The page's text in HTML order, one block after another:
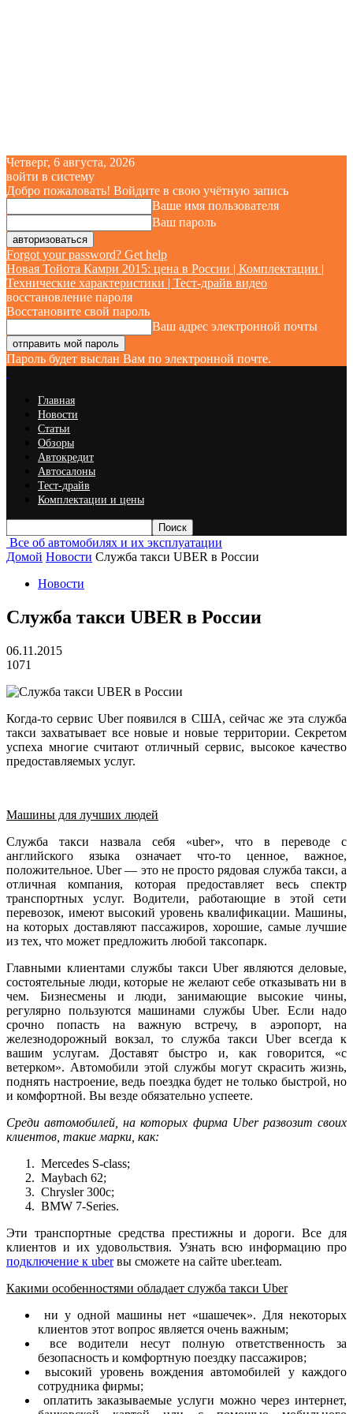
Четверг, 6 августа, 2026
войти в систему
Добро пожаловать! Войдите в свою учётную запись
Ваше имя пользователя
Ваш пароль
Forgot your password? Get help
Новая Тойота Камри 2015: цена в России | Комплектации |
Технические характеристики | Тест-драйв видео
восстановление пароля
Восстановите свой пароль
Ваш адрес электронной почты
Пароль будет выслан Вам по электронной почте.
Главная
Новости
Статьи
Обзоры
Автокредит
Автосалоны
Тест-драйв
Комплектации и цены
Все об автомобилях и их эксплуатации
Домой Новости Служба такси UBER в России
Новости
Служба такси UBER в России
06.11.2015
1071
Когда-то сервис Uber появился в США, сейчас же эта служба
такси захватывает все новые и новые территории. Секретом
успеха многие считают отличный сервис, высокое качество
предоставляемых услуг.
Машины для лучших людей
Служба такси назвала себя «uber», что в переводе с
английского языка означает что-то ценное, важное,
положительное. Uber — это не просто рядовая служба такси, а
отличная компания, которая предоставляет весь спектр
транспортных услуг. Водители, работающие в этой сети
перевозок, имеют высокий уровень квалификации. Машины,
на которых доставляют пассажиров, хорошие, самые лучшие
из тех, что может предложить любой таксопарк.
Главными клиентами службы такси Uber являются деловые,
состоятельные люди, которые не желают себе отказывать ни в
чем. Бизнесмены и люди, занимающие высокие чины,
регулярно пользуются машинами службы Uber. Если надо
срочно попасть на важную встречу, в аэропорт, на
железнодорожный вокзал, то служба такси Uber всегда к
вашим услугам. Доставят быстро и, как говорится, «с
ветерком». Автомобили этой службы могут скрасить жизнь,
поднять настроение, ведь поездка будет не только быстрой, но
и комфортной. Вы везде обязательно успеете.
Среди автомобилей, на которых фирма Uber развозит своих
клиентов, такие марки, как:
Mercedes S-class;
Maybach 62;
Chrysler 300c;
BMW 7-Series.
Эти транспортные средства престижны и дороги. Все для
клиентов и их удовольствия. Узнать всю информацию про
подключение к uberвы сможете на сайте uber.team.
Какими особенностями обладает служба такси Uber
ни у одной машины нет «шашечек». Для некоторых
клиентов этот вопрос является очень важным;
все водители несут полную ответственность за
безопасность и комфортную поездку пассажиров;
высокий уровень вождения автомобилей у каждого
сотрудника фирмы;
оплатить заказываемые услуги можно через интернет,